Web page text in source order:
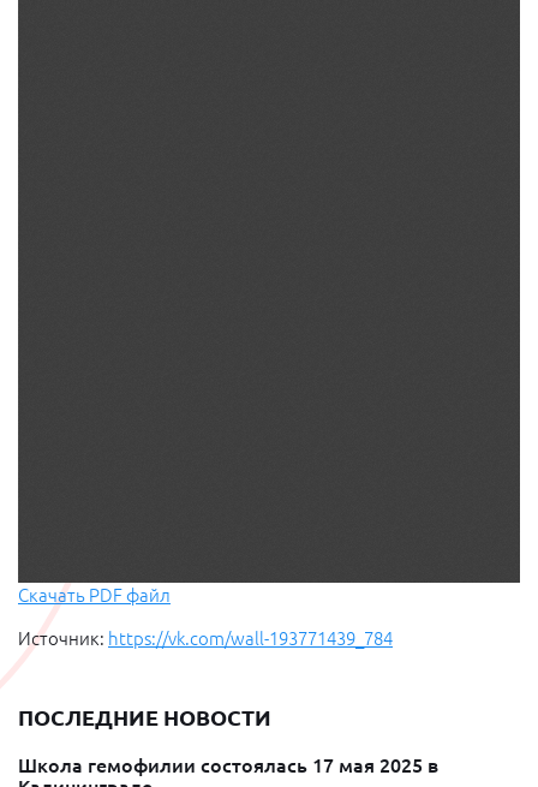
Скачать PDF файл
Источник: https://vk.com/wall-193771439_784
ПОСЛЕДНИЕ НОВОСТИ
Школа гемофилии состоялась 17 мая 2025 в